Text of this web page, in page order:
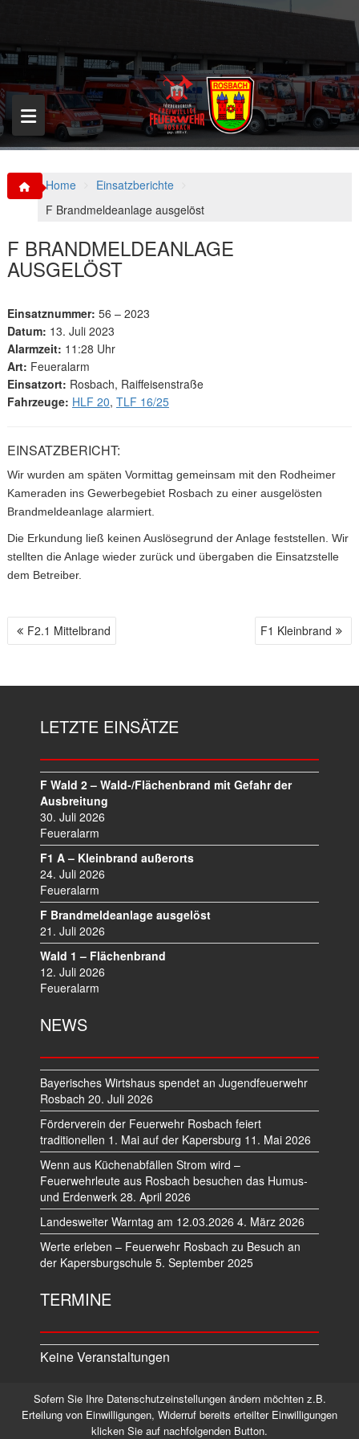
p
o
c
o
n
t
Home
Einsatzberichte
F Brandmeldeanlage ausgelöst
F BRANDMELDEANLAGE
AUSGELÖST
Einsatznummer: 56 – 2023
Datum: 13. Juli 2023
Alarmzeit: 11:28 Uhr
Art: Feueralarm
Einsatzort: Rosbach, Raiffeisenstraße
Fahrzeuge: HLF 20, TLF 16/25
EINSATZBERICHT:
Wir wurden am späten Vormittag gemeinsam mit den Rodheimer
Kameraden ins Gewerbegebiet Rosbach zu einer ausgelösten
Brandmeldeanlage alarmiert.
Die Erkundung ließ keinen Auslösegrund der Anlage feststellen. Wir
stellten die Anlage wieder zurück und übergaben die Einsatzstelle
dem Betreiber.
B F2.1 Mittelbrand F1 Kleinbrand
LETZTE EINSÄTZE
F Wald 2 – Wald-/Flächenbrand mit Gefahr der
Ausbreitung
30. Juli 2026
Feueralarm
F1 A – Kleinbrand außerorts
24. Juli 2026
Feueralarm
F Brandmeldeanlage ausgelöst
21. Juli 2026
Wald 1 – Flächenbrand
12. Juli 2026
Feueralarm
NEWS
Bayerisches Wirtshaus spendet an Jugendfeuerwehr
Rosbach 20. Juli 2026
Förderverein der Feuerwehr Rosbach feiert
traditionellen 1. Mai auf der Kapersburg 11. Mai 2026
Wenn aus Küchenabfällen Strom wird –
Feuerwehrleute aus Rosbach besuchen das Humus-
und Erdenwerk 28. April 2026
Landesweiter Warntag am 12.03.2026 4. März 2026
Werte erleben – Feuerwehr Rosbach zu Besuch an
der Kapersburgschule 5. September 2025
TERMINE
Keine Veranstaltungen
Datenschutz Impressum
Sofern Sie Ihre Datenschutzeinstellungen ändern möchten z.B.
Erteilung von Einwilligungen, Widerruf bereits erteilter Einwilligungen
klicken Sie auf nachfolgenden Button.